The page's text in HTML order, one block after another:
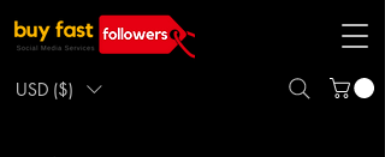
USD ($)